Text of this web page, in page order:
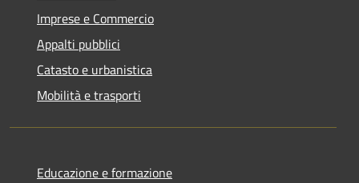
Imprese e Commercio
Appalti pubblici
Catasto e urbanistica
Mobilità e trasporti
Educazione e formazione